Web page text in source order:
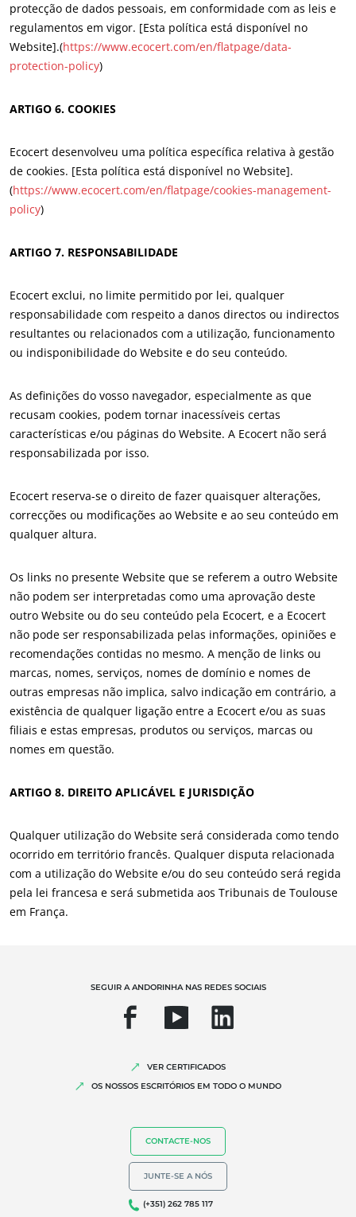
OS NOSSOS SECTORES DE ACTIVIDADE
Agro-alimentar
Têxteis
Materiais duradouros
Inputs
Agricultura biológica
Agricultura sustentável
Qualidade e segurança alimentar
protecção de dados pessoais, em conformidade com as leis e
regulamentos em vigor. [Esta política está disponível no
Website].(https://www.ecocert.com/en/flatpage/data-
protection-policy)
ARTIGO 6. COOKIES
Ecocert desenvolveu uma política específica relativa à gestão
de cookies. [Esta política está disponível no Website].
(https://www.ecocert.com/en/flatpage/cookies-management-
policy)
ARTIGO 7. RESPONSABILIDADE
Ecocert exclui, no limite permitido por lei, qualquer
responsabilidade com respeito a danos directos ou indirectos
resultantes ou relacionados com a utilização, funcionamento
ou indisponibilidade do Website e do seu conteúdo.
As definições do vosso navegador, especialmente as que
recusam cookies, podem tornar inacessíveis certas
características e/ou páginas do Website. A Ecocert não será
responsabilizada por isso.
Ecocert reserva-se o direito de fazer quaisquer alterações,
correcções ou modificações ao Website e ao seu conteúdo em
qualquer altura.
Os links no presente Website que se referem a outro Website
não podem ser interpretadas como uma aprovação deste
outro Website ou do seu conteúdo pela Ecocert, e a Ecocert
não pode ser responsabilizada pelas informações, opiniões e
recomendações contidas no mesmo. A menção de links ou
marcas, nomes, serviços, nomes de domínio e nomes de
outras empresas não implica, salvo indicação em contrário, a
existência de qualquer ligação entre a Ecocert e/ou as suas
filiais e estas empresas, produtos ou serviços, marcas ou
nomes em questão.
ARTIGO 8. DIREITO APLICÁVEL E JURISDIÇÃO
Qualquer utilização do Website será considerada como tendo
ocorrido em território francês. Qualquer disputa relacionada
com a utilização do Website e/ou do seu conteúdo será regida
pela lei francesa e será submetida aos Tribunais de Toulouse
em França.
SEGUIR A ANDORINHA NAS REDES SOCIAIS
VER CERTIFICADOS
OS NOSSOS ESCRITÓRIOS EM TODO O MUNDO
CONTACTE-NOS
JUNTE-SE A NÓS
(+351) 262 785 117